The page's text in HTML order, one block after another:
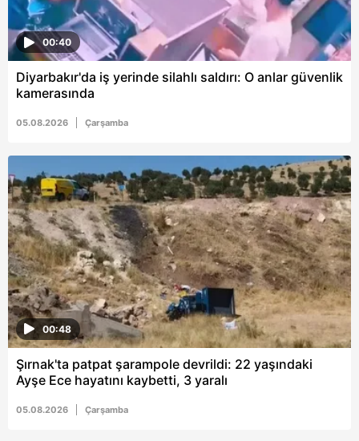
00:40
Diyarbakır'da iş yerinde silahlı saldırı: O anlar güvenlik
kamerasında
05.08.2026 Çarşamba
00:48
Şırnak'ta patpat şarampole devrildi: 22 yaşındaki
Ayşe Ece hayatını kaybetti, 3 yaralı
05.08.2026 Çarşamba